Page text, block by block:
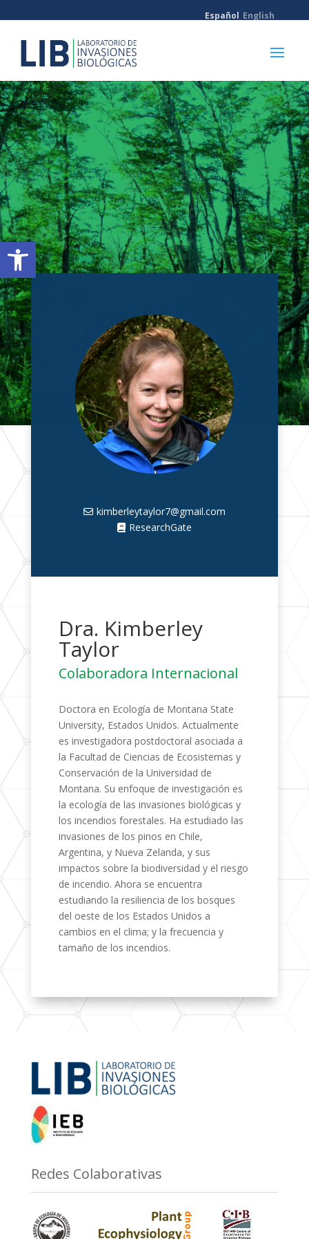
Abrir barra de herramientas
Español English
kimberleytaylor7@gmail.com
ResearchGate
Dra. Kimberley
Taylor
Colaboradora Internacional
Doctora en Ecología de Montana State
University, Estados Unidos. Actualmente
es investigadora postdoctoral asociada a
la Facultad de Ciencias de Ecosistemas y
Conservación de la Universidad de
Montana. Su enfoque de investigación es
la ecología de las invasiones biológicas y
los incendios forestales. Ha estudiado las
invasiones de los pinos en Chile,
Argentina, y Nueva Zelanda, y sus
impactos sobre la biodiversidad y el riesgo
de incendio. Ahora se encuentra
estudiando la resiliencia de los bosques
del oeste de los Estados Unidos a
cambios en el clima; y la frecuencia y
tamaño de los incendios.
Redes Colaborativas